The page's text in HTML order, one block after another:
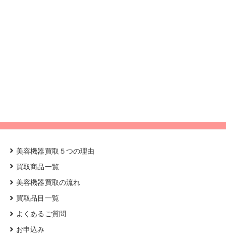
美容機器買取５つの理由
買取商品一覧
美容機器買取の流れ
買取品目一覧
よくあるご質問
お申込み